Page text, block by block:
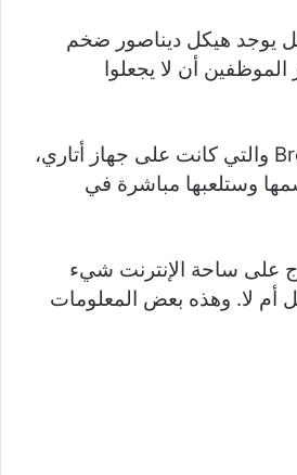
يوجد هيكل ديناصور ضخم
أن لا يجعلوا
هناك لعبة Break out والتي كانت على جهاز أتاري،
وستلعبها مباشرة في
على ساحة الإنترنت شيء
أم لا. وهذه بعض المعلومات